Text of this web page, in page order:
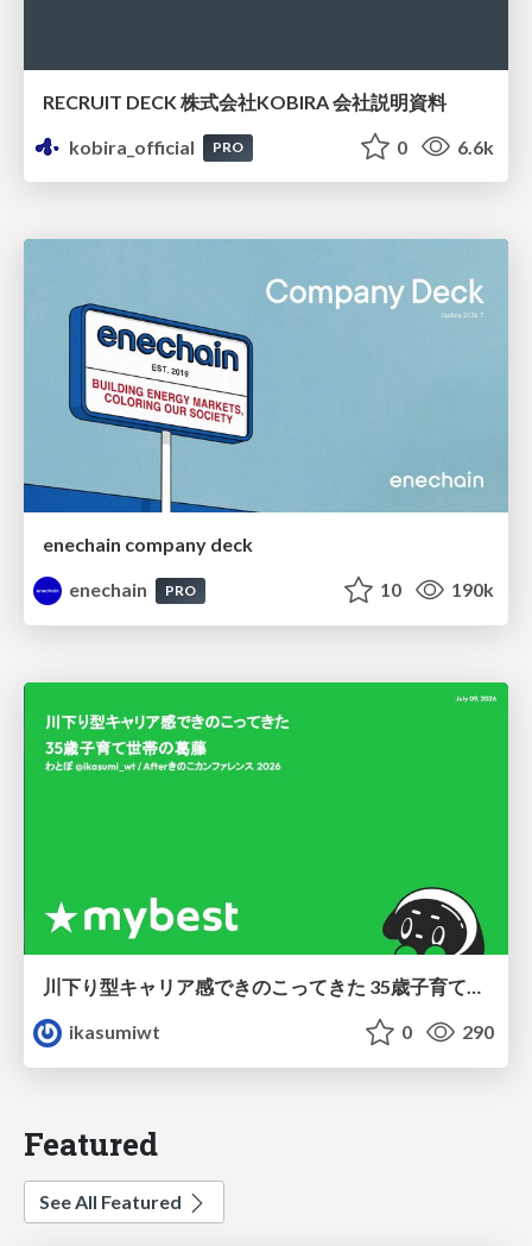
RECRUIT DECK 株式会社KOBIRA 会社説明資料
kobira_official
PRO 0 6.6k
enechain company deck
enechain
PRO 10 190k
川下り型キャリア感できのこってきた 35歳子育て世帯の葛藤
ikasumiwt
0 290
Featured
See All Featured